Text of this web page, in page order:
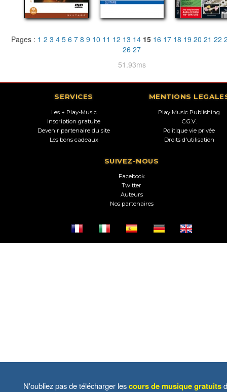
Pages : 1 2 3 4 5 6 7 8 9 10 11 12 13 14 15 16 17 18 19 20 21 22
26 27
51.93ms
SERVICES
Les + Play-Music
Inscription gratuite
Devenir partenaire du site
Les bons cadeaux
MENTIONS
Play Music Publishing
C.G.V.
Politique vie privée
Droits d'utilisation
SUIVEZ-NOUS
Facebook
Twitter
Auteurs
Nos partenaires
N'oubliez pas de télécharger lescours de musique gratuits